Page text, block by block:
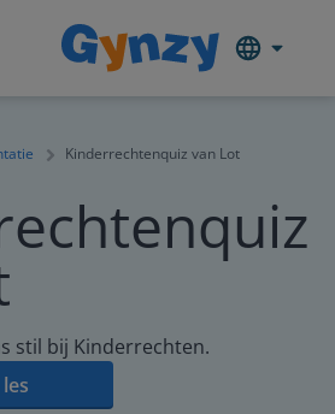
Kinderrechtenquiz van Lot
stil bij Kinderrechten.